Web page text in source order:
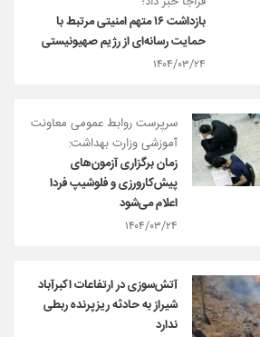
بازداشت ۱۶ متهم امنیتی مرتبط با
حمایت رسانه‌ای از رژیم صهیونیستی
۱۴۰۴/۰۳/۲۴
سرپرست روابط عمومی معاونت
آموزشی وزارت بهداشت:
زمان برگزاری آزمون‌های
پیش‌کارورزی و فلوشیپ فردا
اعلام می‌شود
۱۴۰۴/۰۳/۲۴
آتش‌سوزی در ارتفاعات اکبرآباد
شیراز به حادثه ریزپرنده ربطی
ندارد